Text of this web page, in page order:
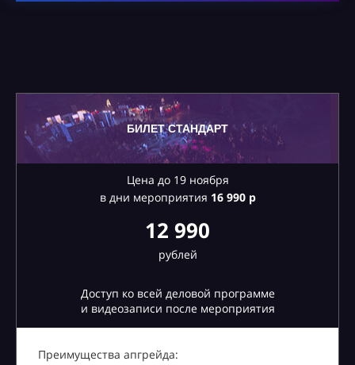
БИЛЕТ СТАНДАРТ
Цена до 19 ноября
в дни мероприятия 16990 р
12 990
рублей
Доступ ко всей деловой программе
и видеозаписи после мероприятия
Преимущества апгрейда: